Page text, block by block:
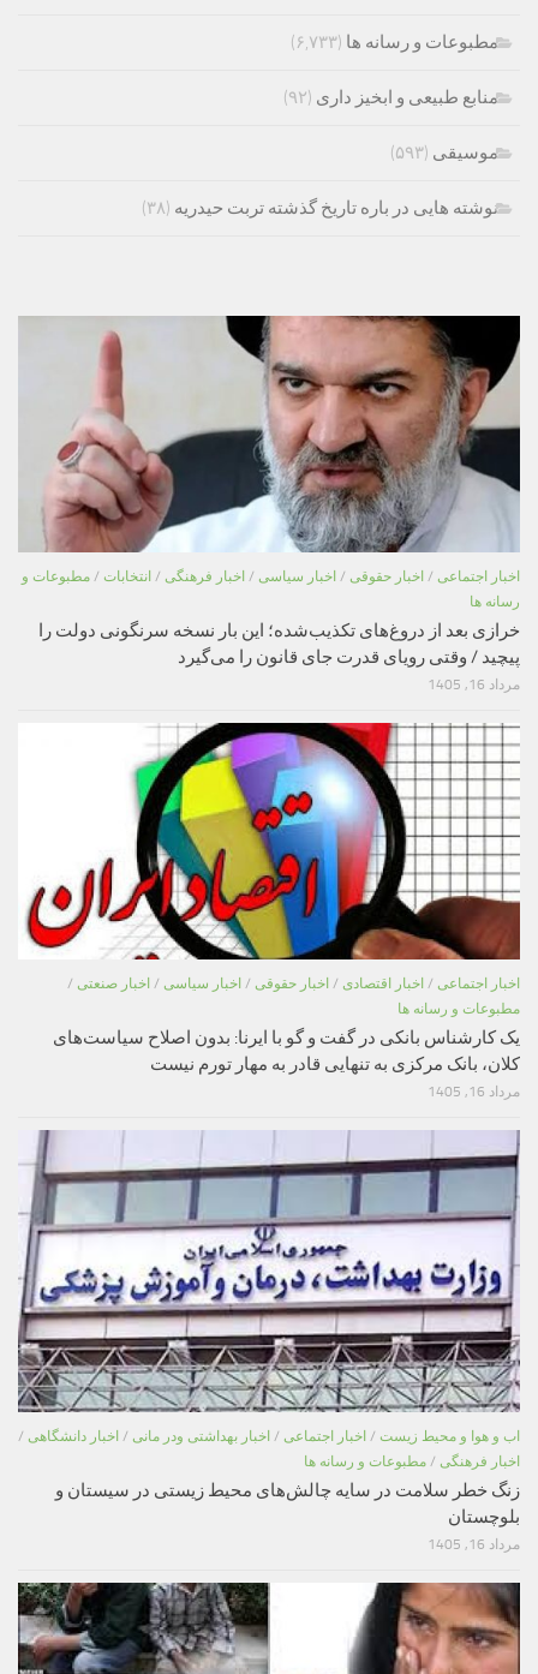
مطبوعات و رسانه ها (۶,۷۳۳)
منابع طبیعی و ابخیز داری (۹۲)
موسیقی (۵۹۳)
نوشته هایی در باره تاریخ گذشته تربت حیدریه (۳۸)
اخبار اجتماعی / اخبار حقوقی / اخبار سیاسی / اخبار فرهنگی / انتخابات / مطبوعات و
رسانه ها
خرازی بعد از دروغ‌های تکذیب‌شده؛ این بار نسخه سرنگونی دولت را
پیچید / وقتی رویای قدرت جای قانون را می‌گیرد
مرداد 16, 1405
اخبار اجتماعی / اخبار اقتصادی / اخبار حقوقی / اخبار سیاسی / اخبار صنعتی /
مطبوعات و رسانه ها
یک کارشناس بانکی در گفت و گو با ایرنا: بدون اصلاح سیاست‌های
کلان، بانک مرکزی به تنهایی قادر به مهار تورم نیست
مرداد 16, 1405
اب و هوا و محیط زیست / اخبار اجتماعی / اخبار بهداشتی ودر مانی / اخبار دانشگاهی /
اخبار فرهنگی / مطبوعات و رسانه ها
زنگ خطر سلامت در سایه چالش‌های محیط زیستی در سیستان و
بلوچستان
مرداد 16, 1405